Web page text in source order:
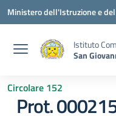
Vai ai contenuti
Vai al menu di navigazione
Vai al footer
Ministero dell'Istruzione e
Istituto
San
Circolare 152
Prot.